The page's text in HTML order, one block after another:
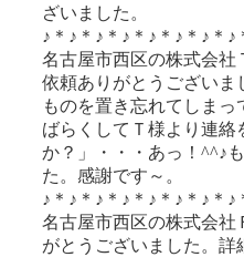
ざいました。
♪＊♪＊♪＊♪＊♪＊♪＊♪＊
名古屋市西区の株式会社
依頼ありがとうございま
ものを置き忘れてしま
ばらくしてＴ様より連
か？」・・・あっ！^^♪
た。感謝です～。
♪＊♪＊♪＊♪＊♪＊♪＊♪＊
名古屋市西区の株式会社
がとうございました。